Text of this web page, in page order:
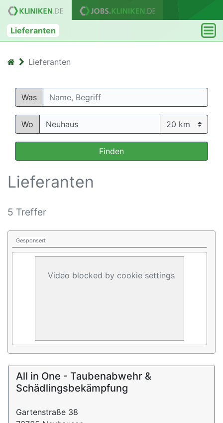
Lieferanten
Lieferanten
Was
Wo
Finden
Lieferanten
5 Treffer
Gesponsert
Video blocked by cookie settings
All in One - Taubenabwehr &
Schädlingsbekämpfung
Gartenstraße 38